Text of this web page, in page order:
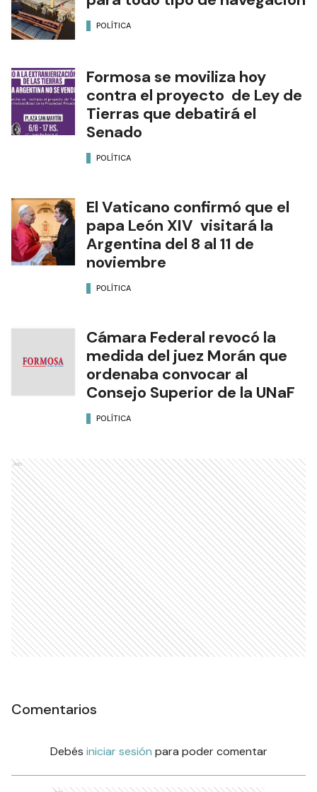
POLÍTICA
Formosa se moviliza hoy
contra el proyecto de Ley de
Tierras que debatirá el
Senado
POLÍTICA
El Vaticano confirmó que el
papa León XIV visitará la
Argentina del 8 al 11 de
noviembre
POLÍTICA
Cámara Federal revocó la
medida del juez Morán que
ordenaba convocar al
Consejo Superior de la UNaF
POLÍTICA
Ads
Comentarios
Debés iniciar sesión para poder comentar